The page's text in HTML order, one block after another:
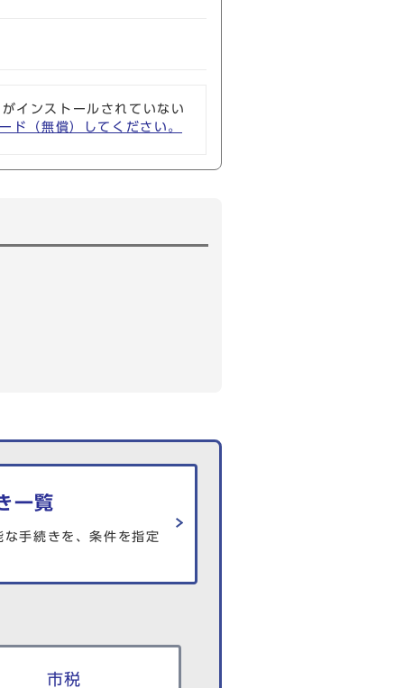
インストールされていない
（無償）してください。
一覧
手続きを、条件を指定
市税